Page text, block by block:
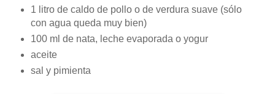
1 litro de caldo de pollo o de verdura suave (sólo
con agua queda muy bien)
100 ml de nata, leche evaporada o yogur
aceite
sal y pimienta